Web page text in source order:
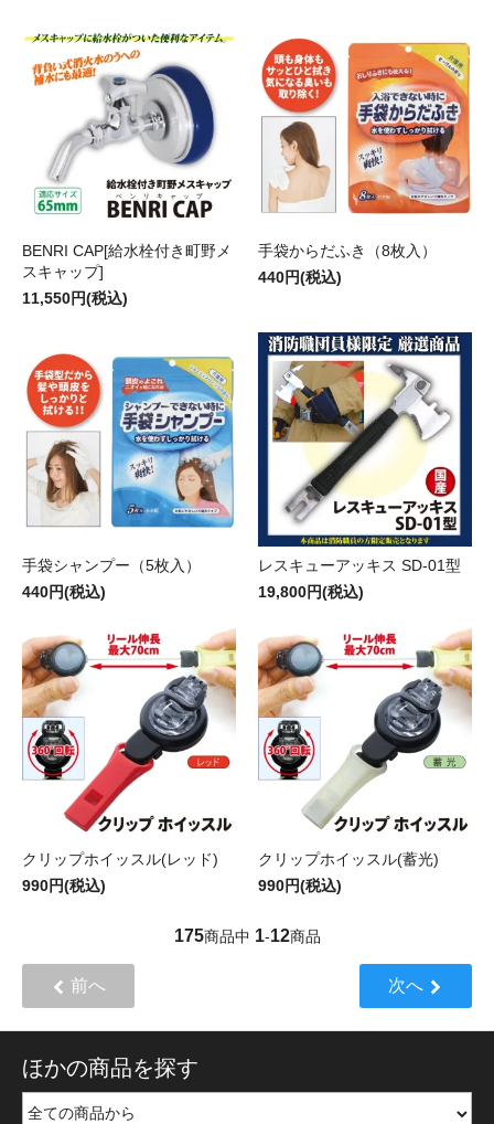
BENRI CAP[給水栓付き町野メ
スキャップ]
11,550円(税込)
手袋からだふき（8枚入）
440円(税込)
手袋シャンプー（5枚入）
440円(税込)
レスキューアッキス SD-01型
19,800円(税込)
クリップホイッスル(レッド)
990円(税込)
クリップホイッスル(蓄光)
990円(税込)
175商品中 1-12商品
前へ 次へ
ほかの商品を探す